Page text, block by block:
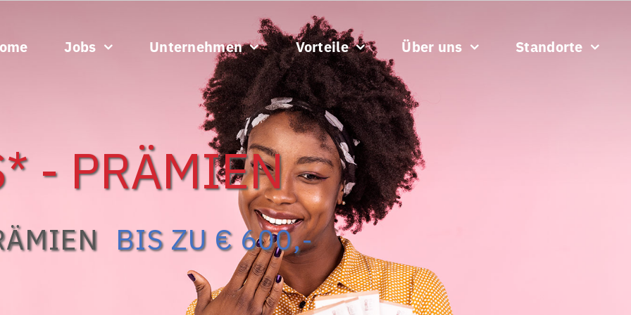
Jobs Unternehmen Vorteile Über uns Standorte
- PRÄMIEN
BIS ZU € 600,-